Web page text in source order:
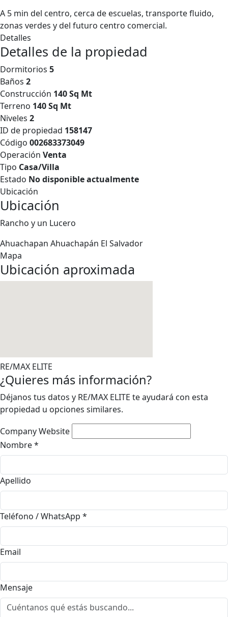
A 5 min del centro, cerca de escuelas, transporte fluido,
zonas verdes y del futuro centro comercial.
Detalles
Detalles de la propiedad
Dormitorios 5
Baños 2
Construcción 140 Sq Mt
Terreno 140 Sq Mt
Niveles 2
ID de propiedad 158147
Código 002683373049
Operación Venta
Tipo Casa/Villa
Estado No disponible actualmente
Ubicación
Ubicación
Rancho y un Lucero
Ahuachapan Ahuachapán El Salvador
Mapa
Ubicación aproximada
RE/MAX ELITE
¿Quieres más información?
Déjanos tus datos y RE/MAX ELITE te ayudará con esta
propiedad u opciones similares.
Company Website
Nombre*
Apellido
Teléfono / WhatsApp *
Email
Mensaje